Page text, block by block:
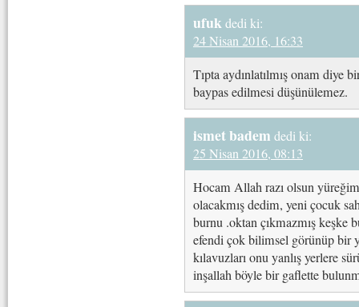
ufukdedi ki:
24 Nisan 2016, 16:33
Tıpta aydınlatılmış onam diye
baypas edilmesi düşünülemez.
ismet badem dedi ki:
25 Nisan 2016, 08:13
Hocam Allah razı olsun
olacakmış dedim, yeni çocuk
burnu .oktan çıkmazmış keşke
efendi çok bilimsel görünüp bir
kılavuzları onu yanlış yerlere
inşallah böyle bir gaflette